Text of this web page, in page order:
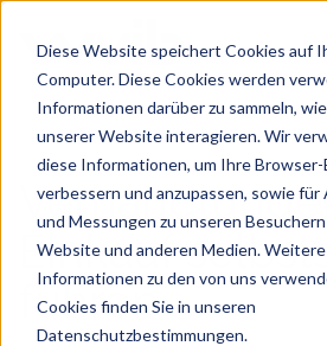
Diese Website speichert Cookies auf
Computer. Diese Cookies werden
Informationen darüber zu sammeln,
unserer Website interagieren. Wir
diese Informationen, um Ihre Browser-
verbessern und anzupassen, sowie für
und Messungen zu unseren
Website und anderen Medien. Weitere
Informationen zu den von uns
Cookies finden Sie in unseren
Datenschutzbestimmungen.
Suche
Es gibt keine Vorschläge, da
Einkauf
führen